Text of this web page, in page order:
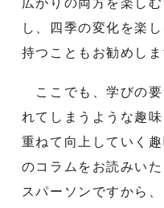
広がりの両方を楽し
し、四季の変化を楽
持つこともお勧めしま
ここでも、学びの要
れてしまうような趣
重ねて向上していく
のコラムをお読みい
スパーソンですから